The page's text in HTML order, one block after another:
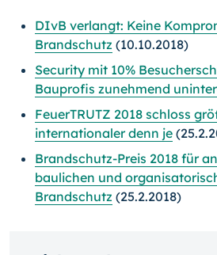
DIvB verlangt: Keine
Brandschutz (10.10.2018)
Security mit 10%
Bauprofis zunehmend
FeuerTRUTZ 2018 schloss
internationaler denn je
Brandschutz-Preis 2018 für
baulichen und
Brandschutz (25.2.2018)